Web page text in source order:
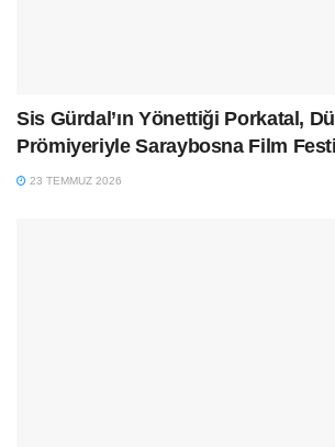
Sis Gürdal’ın Yönettiği Porkatal,
Prömiyeriyle Saraybosna Film
23 TEMMUZ 2026